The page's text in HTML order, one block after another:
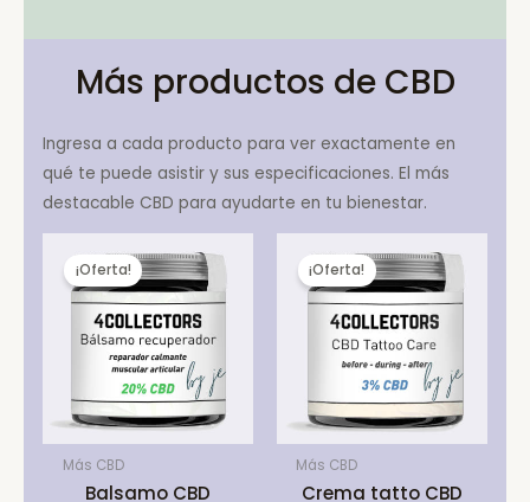
Más productos de CBD
Ingresa a cada producto para ver exactamente en
qué te puede asistir y sus especificaciones. El más
destacable CBD para ayudarte en tu bienestar.
¡Oferta!
Más CBD
Balsamo CBD
¡Oferta!
Más CBD
Crema tatto CBD